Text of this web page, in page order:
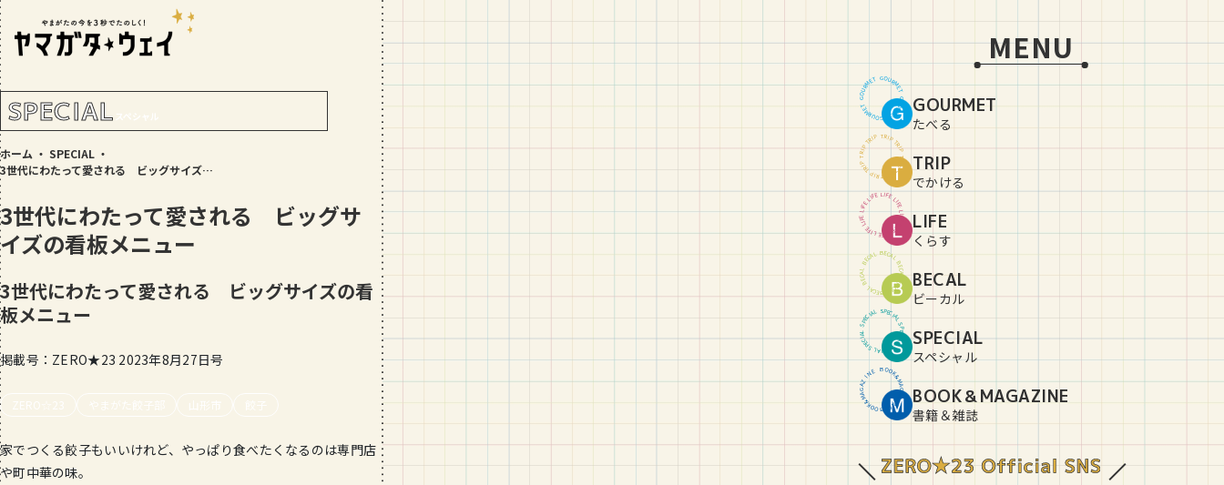
RANKING!
地元民が選ぶ山形県ラーメン人気店
【30選】ランキング付き
GOURMET
おすすめ！山形のそば【23選】地元民
ウェイが厳選
GOURMET
せセットも！
【写真付き】山寺の階段はきつい？階
段数や所要時間をご紹介！
GOURMET
MENU
GOURME
T
G
O
U
R
M
E
T
G
O
U
R
M
E
T
G
O
U
RMET
GOURMET
たべる
TRIPT
RI
P
T
R
P
T
R
T
R
I
P
T
R
I
P
T
R
I
P
T
RIP
TRIP
でかける
LIFEL
IF
E
L
F
L
I
FE
F
E
L
I
F
E
L
I
F
E
L
IF
E
LIFE
LIFE
くらす
BECA
L
BE
C
A
L
B
E
C
A
B
E
C
A
L
B
E
C
A
L
BE
CAL
BECAL
ビーカル
SPECI
A
L
SP
E
C
A
L
S
P
CI
A
L
S
P
E
C
I
A
L
SP
E
CIAL
SPECIAL
スペシャル
BOOK
&M
A
G
A
Z
I
N
E
B
O
O
K
&
M
A
G
A
Z
I
NE
BOOK＆MAGAZINE
書籍＆雑誌
SPECIAL スペシャル
ホーム ・ SPECIAL ・
3世代にわたって愛される ビッグサイズの看板メニュー
3世代にわたって愛される ビッグサ
イズの看板メニュー
3世代にわたって愛される ビッグサイズの看
板メニュー
掲載号：ZERO★23 2023年8月27日号
ZERO☆23 やまがた餃子部 山形市 餃子
家でつくる餃子もいいけれど、やっぱり食べたくなるのは専門店
や町中華の味。